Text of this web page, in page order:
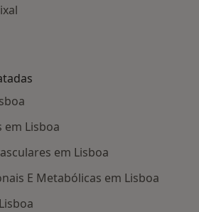
em Lisboa
em Lisboa
E Metabólicas em Lisboa